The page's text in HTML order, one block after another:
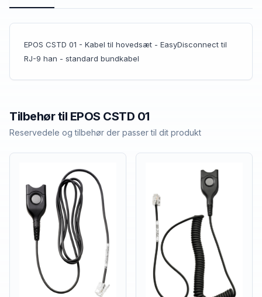
EPOS CSTD 01 - Kabel til hovedsæt - EasyDisconnect til
RJ-9 han - standard bundkabel
Tilbehør til EPOS CSTD 01
Reservedele og tilbehør der passer til dit produkt